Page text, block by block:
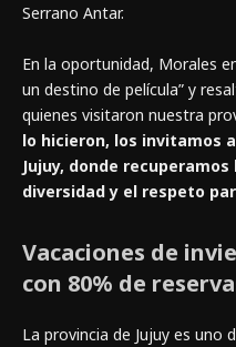
Serrano Antar.
En la oportunidad, Morales
un destino de película” y
quienes visitaron nuestra
lo hicieron, los invitamos
Jujuy, donde
diversidad y el respeto
Vacaciones de
con 80% de
La provincia de Jujuy es uno